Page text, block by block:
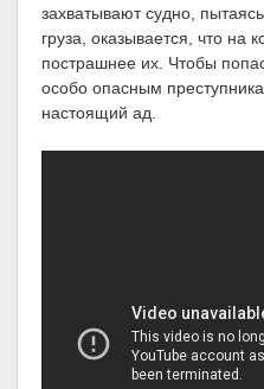
захватывают судно,
груза, оказывается, что на
пострашнее их. Чтобы
особо опасным
настоящий ад.